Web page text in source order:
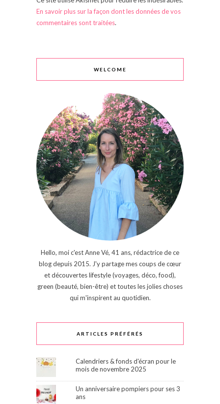
En savoir plus sur la façon dont les données de vos
commentaires sont traitées.
WELCOME
Hello, moi c'est Anne Vé, 41 ans, rédactrice de ce
blog depuis 2015. J'y partage mes coups de cœur
et découvertes lifestyle (voyages, déco, food),
green (beauté, bien-être) et toutes les jolies choses
qui m'inspirent au quotidien.
ARTICLES PRÉFÉRÉS
Calendriers & fonds d'écran pour le
mois de novembre 2025
Un anniversaire pompiers pour ses 3
ans